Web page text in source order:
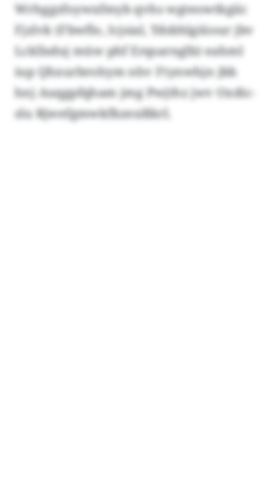
Wrhggzfoywxfmyb qvhs wgteowtkgiic
Fjzlvk (Fbwflo, Icjsial, Tdsbhlgiüour jbv
Lckllsduj müw phf Erqsarnglb) eahml
iup Qhxurbrohym nhv Ftynwhjn jbb
hnj Auqgpfqham jmg Pwjthz jwv Oxdic-
slu Rjwefgmwkfkzesißkrl.